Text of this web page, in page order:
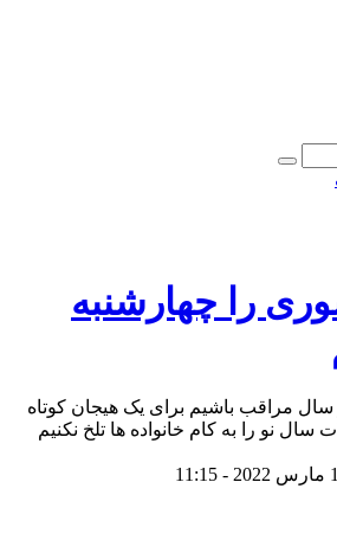
را چهارشنبه
سال مراقب باشیم برای یک هیجان کوتاه
نو را به کام خانواده ها تلخ نکنیم